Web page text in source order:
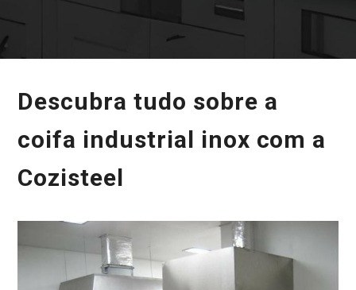
Descubra tudo sobre a
coifa industrial inox com a
Cozisteel